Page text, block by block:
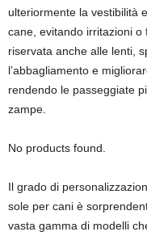
ulteriormente la vestibilità
cane, evitando irritazioni o
riservata anche alle lenti,
l’abbagliamento e
rendendo le passeggiate
zampe.
No products found.
Il grado di
sole per cani è
vasta gamma di modelli